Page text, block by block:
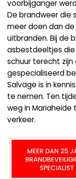
voorbijganger
De brandweer die
meer doen dan
uitbranden. Bij de
asbestdeeltjes
schuur terecht
gespecialiseerd
Salvage is in
te nemen. Ten
weg in
verkeer.